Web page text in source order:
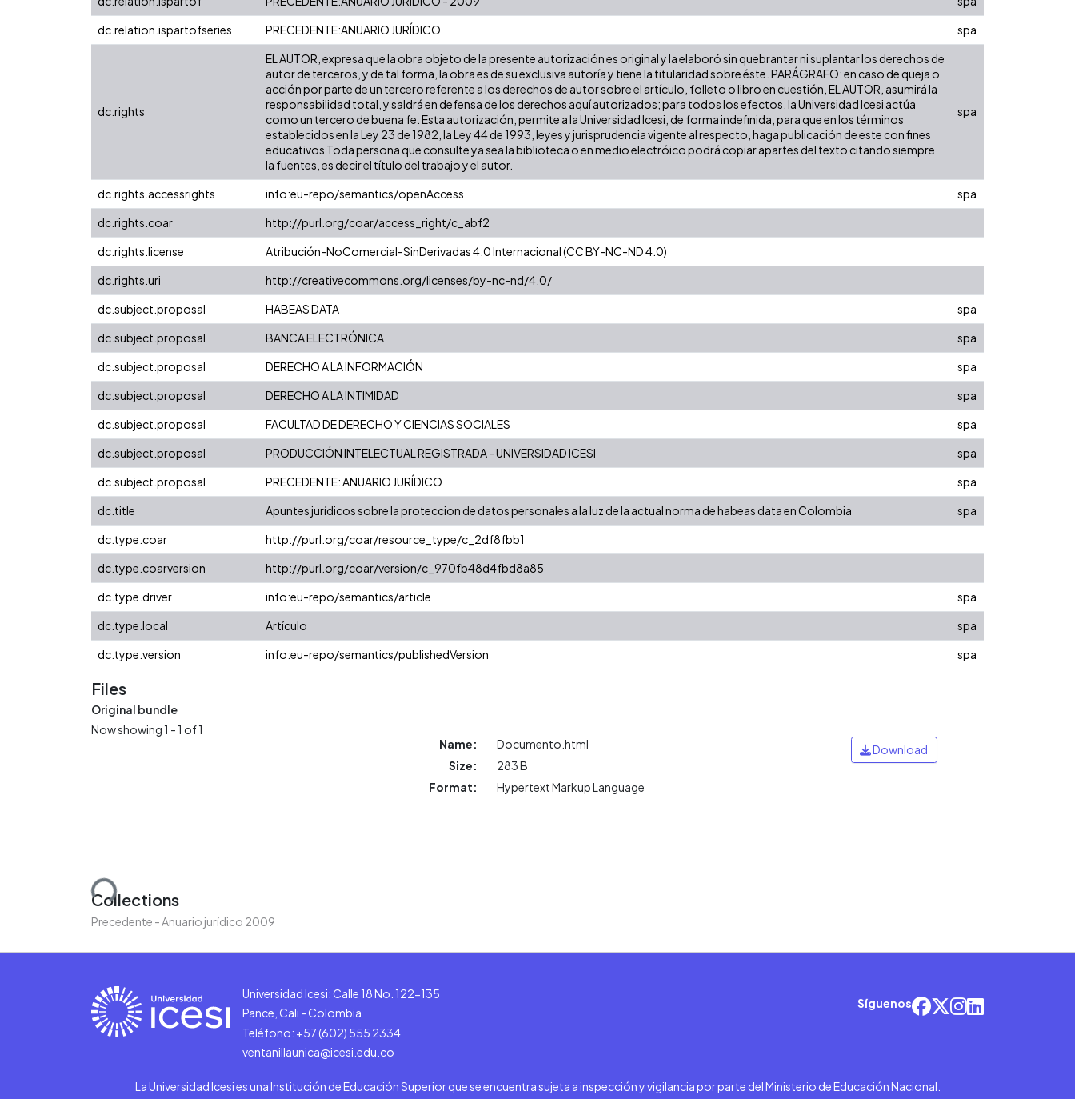
dc.relation.ispartofseries
PRECEDENTE:ANUARIO JURÍDICO spa
dc.rights
EL AUTOR, expresa que la obra objeto de la presente autorización es original y la elaboró sin quebrantar ni suplantar los derechos de
autor de terceros, y de tal forma, la obra es de su exclusiva autoría y tiene la titularidad sobre éste. PARÁGRAFO: en caso de queja o
acción por parte de un tercero referente a los derechos de autor sobre el artículo, folleto o libro en cuestión, EL AUTOR, asumirá la
responsabilidad total, y saldrá en defensa de los derechos aquí autorizados; para todos los efectos, la Universidad Icesi actúa
como un tercero de buena fe. Esta autorización, permite a la Universidad Icesi, de forma indefinida, para que en los términos
establecidos en la Ley 23 de 1982, la Ley 44 de 1993, leyes y jurisprudencia vigente al respecto, haga publicación de este con fines
educativos Toda persona que consulte ya sea la biblioteca o en medio electróico podrá copiar apartes del texto citando siempre
la fuentes, es decir el título del trabajo y el autor.
spa
dc.rights.accessrights info:eu-repo/semantics/openAccess
spa
dc.rights.coar
http://purl.org/coar/access_right/c_abf2
dc.rights.license
Atribución-NoComercial-SinDerivadas 4.0 Internacional (CC BY-NC-ND 4.0)
dc.rights.uri
http://creativecommons.org/licenses/by-nc-nd/4.0/
dc.subject.proposal
HABEAS DATA
spa
dc.subject.proposal
BANCA ELECTRÓNICA
spa
dc.subject.proposal
DERECHO A LA INFORMACIÓN
spa
dc.subject.proposal
DERECHO A LA INTIMIDAD
spa
dc.subject.proposal
FACULTAD DE DERECHO Y CIENCIAS SOCIALES
spa
dc.subject.proposal
PRODUCCIÓN INTELECTUAL REGISTRADA - UNIVERSIDAD ICESI
spa
dc.subject.proposal
PRECEDENTE: ANUARIO JURÍDICO
spa
dc.title
Apuntes jurídicos sobre la proteccion de datos personales a la luz de la actual norma de habeas data en Colombia
spa
dc.type.coar
http://purl.org/coar/resource_type/c_2df8fbb1
dc.type.coarversion
http://purl.org/coar/version/c_970fb48d4fbd8a85
dc.type.driver
info:eu-repo/semantics/article
spa
dc.type.local
Artículo
spa
dc.type.version
info:eu-repo/semantics/publishedVersion spa
Files
Original bundle
Now showing1 - 1 of 1
Loading...
Name:
Documento.html
Size:
283 B
Format:
Hypertext Markup Language
Download
Collections
Precedente - Anuario jurídico 2009
Universidad Icesi: Calle 18 No. 122-135
Pance, Cali - Colombia
Teléfono: +57 (602) 555 2334
ventanillaunica@icesi.edu.co
Síguenos
La Universidad Icesi es una Institución de Educación Superior que se encuentra sujeta a inspección y vigilancia por parte del Ministerio de Educación Nacional.